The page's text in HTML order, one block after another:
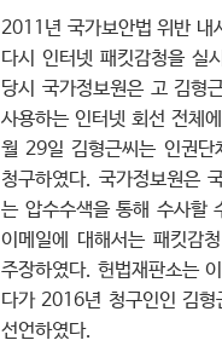
2011년 국가보안법 위반 내
다시 인터넷 패킷감청을 실
당시 국가정보원은 고 김형
사용하는 인터넷 회선 전체
월 29일 김형근씨는 인권단
청구하였다. 국가정보원은
는 압수수색을 통해 수사할
이메일에 대해서는 패킷감
주장하였다. 헌법재판소는
다가 2016년 청구인인 김형
선언하였다.